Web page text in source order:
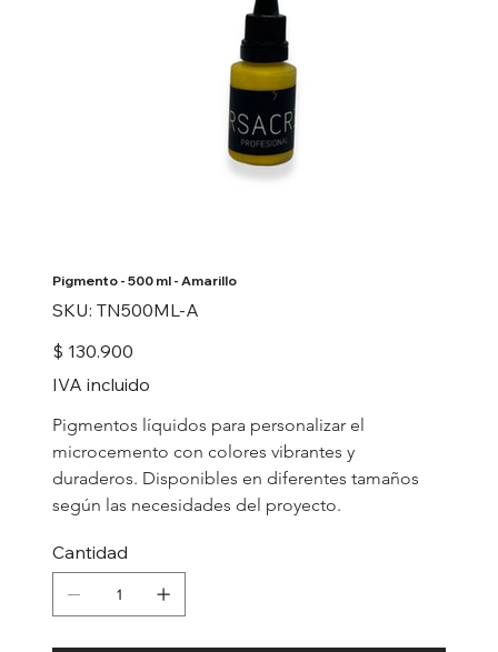
Pigmento - 500 ml - Amarillo
SKU: SKU
TN500ML-
TN500ML-A
Precio
$ 130.900
IVA incluido
Pigmentos líquidos para personalizar el
microcemento con colores vibrantes y
duraderos. Disponibles en diferentes tamaños
según las necesidades del proyecto.
Cantidad